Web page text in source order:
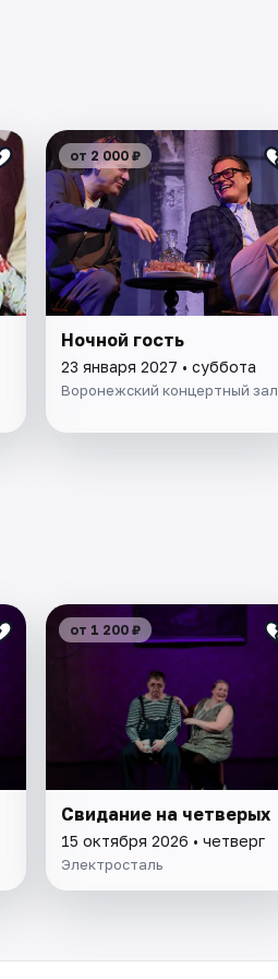
от 2 000 ₽
Ночной гость
23 января 2027 • суббота
Воронежский концертный зал
от 1 200 ₽
Свидание на четверых
15 октября 2026 • четверг
Электросталь